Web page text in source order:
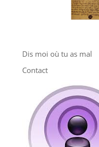
Dis moi où tu as mal
Contact